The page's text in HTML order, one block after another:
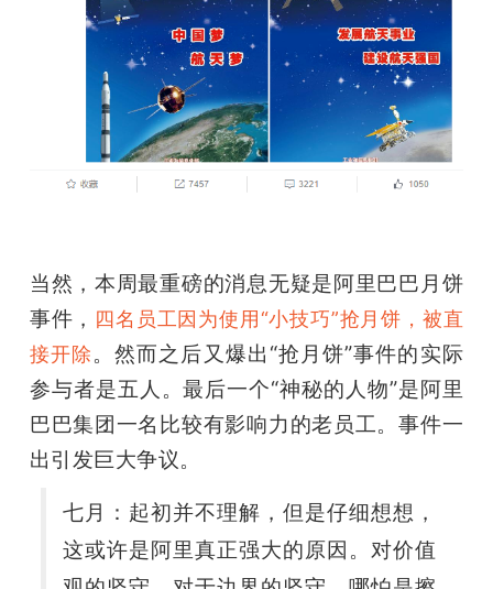
当然，本周最重磅的消息无疑是阿里巴巴月饼
事件， 四名员工因为使用“小技巧”抢月饼，被直
接开除。然而之后又爆出“抢月饼”事件的实际
参与者是五人。最后一个“神秘的人物”是阿里
巴巴集团一名比较有影响力的老员工。事件一
出引发巨大争议。
七月： 起初并不理解，但是仔细想想，
这或许是阿里真正强大的原因。对价值